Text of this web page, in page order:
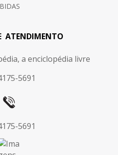
ATENDIMENTO
5691
5691